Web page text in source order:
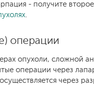
- получите
.
операции
опухоли, сложной
операции через
через